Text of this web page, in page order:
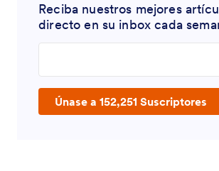
Reciba nuestros mejores
directo en su inbox cada
Únase a 152,251 Suscriptores